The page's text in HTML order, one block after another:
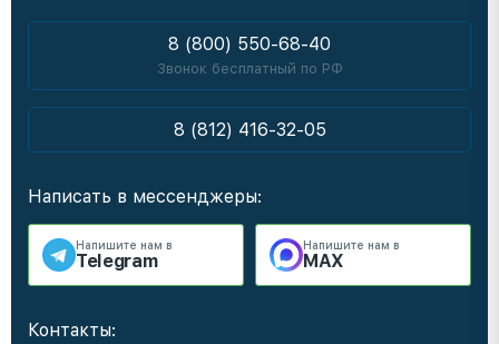
8 (800) 550-68-40
Звонок бесплатный по РФ
8 (812) 416-32-05
Написать в мессенджеры:
Напишите нам в
Telegram
Напишите нам в
MAX
Контакты: